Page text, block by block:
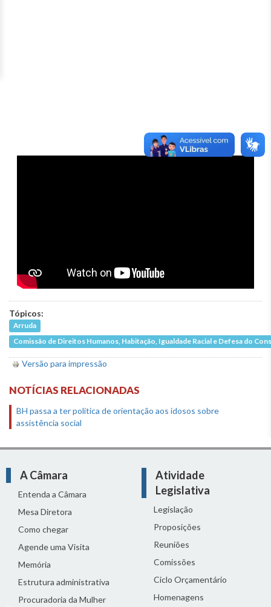
Tópicos:
Arruda
Comissão de Direitos Humanos, Habitação, Igualdade Racial e Defesa do
Versão para impressão
NOTÍCIAS RELACIONADAS
BH passa a ter política de orientação aos idosos sobre
assistência social
A Câmara
Entenda a Câmara
Mesa Diretora
Como chegar
Agende uma Visita
Memória
Estrutura administrativa
Procuradoria da Mulher
Atividade
Legislativa
Legislação
Proposições
Reuniões
Comissões
Ciclo Orçamentário
Homenagens